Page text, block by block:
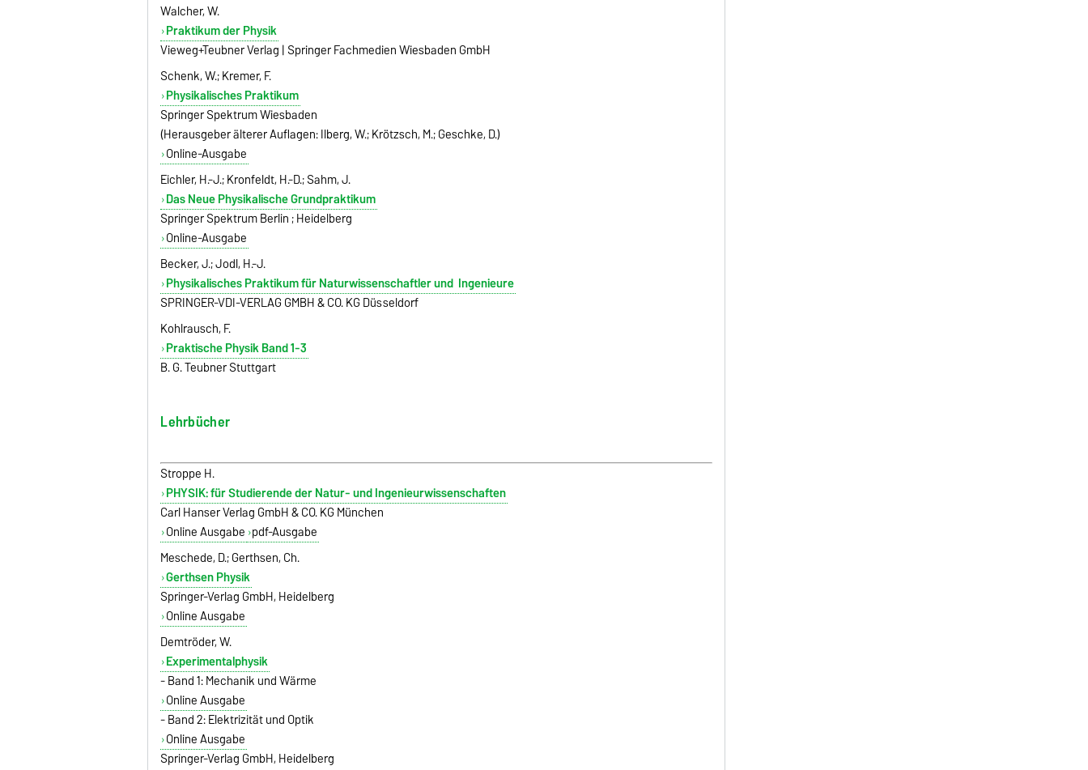
Walcher, W.
Praktikum der Physik
Vieweg+Teubner Verlag | Springer Fachmedien Wiesbaden GmbH
Schenk, W.; Kremer, F.
Physikalisches Praktikum
Springer Spektrum Wiesbaden
(Herausgeber älterer Auflagen: Ilberg, W.; Krötzsch, M.; Geschke, D.)
Online-Ausgabe
Eichler, H.-J.; Kronfeldt, H.-D.; Sahm, J.
Das Neue Physikalische Grundpraktikum
Springer Spektrum Berlin ; Heidelberg
Online-Ausgabe
Becker, J.; Jodl, H.-J.
Physikalisches Praktikum für Naturwissenschaftler und Ingenieure
SPRINGER-VDI-VERLAG GMBH & CO. KG Düsseldorf
Kohlrausch, F.
Praktische Physik Band 1-3
B. G. Teubner Stuttgart
Lehrbücher
Stroppe H.
PHYSIK: für Studierende der Natur- und Ingenieurwissenschaften
Carl Hanser Verlag GmbH & CO. KG München
Online Ausgabe pdf-Ausgabe
Meschede, D.; Gerthsen, Ch.
Gerthsen Physik
Springer-Verlag GmbH, Heidelberg
Online Ausgabe
Demtröder, W.
Experimentalphysik
- Band 1: Mechanik und Wärme
Online Ausgabe
- Band 2: Elektrizität und Optik
Online Ausgabe
Springer-Verlag GmbH, Heidelberg